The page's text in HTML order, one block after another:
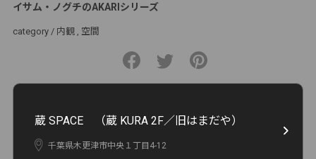
イサム・ノグチのAKARIシリーズ
category / 内観 空間
蔵 SPACE （蔵 KURA 2F／旧はまだや）
千葉県木更津市中央１丁目4-12